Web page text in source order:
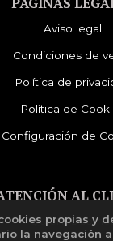
Aviso legal
Condiciones de
Política de
Política de
Configuración de
AL
Quiénes
propias y
la navegación